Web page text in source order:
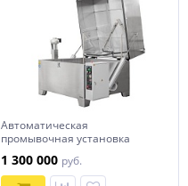
Автоматическая
промывочная установка
1 300 000 руб.